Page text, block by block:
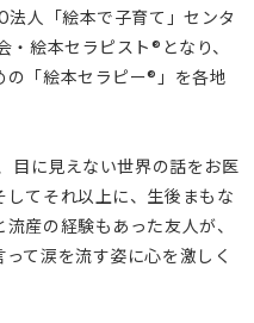
人「絵本で子育て」センタ
絵本セラピスト®となり、
の「絵本セラピー®」を各地
目に見えない世界の話をお医
てそれ以上に、生後まもな
産の経験もあった友人が、
て涙を流す姿に心を激しく